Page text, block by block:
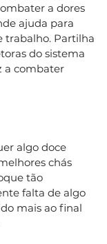
a dores
ajuda para
trabalho. Partilha
do sistema
a combater
algo doce
chás
tão
falta de algo
mais ao final